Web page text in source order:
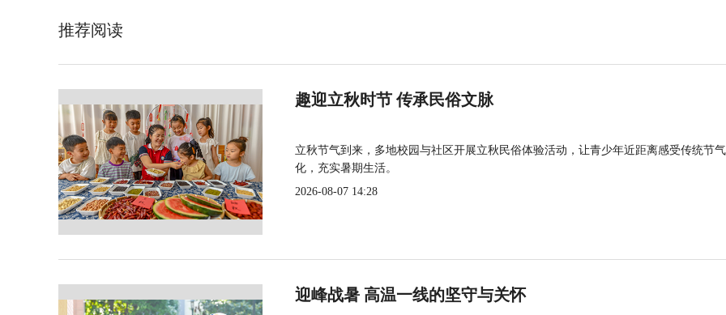
推荐阅读
趣迎立秋时节 传承民俗文脉
立秋节气到来，多地校园与社区开展立秋民俗体验活动，让青少年近距离感受传统节
化，充实暑期生活。
2026-08-07 14:28
迎峰战暑 高温一线的坚守与关怀